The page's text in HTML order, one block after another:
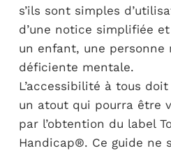
s’ils sont simples
d’une notice simplifiée
un enfant, une personne
déficiente mentale.
L’accessibilité à tous
un atout qui pourra être
par l’obtention du label
Handicap®. Ce guide ne